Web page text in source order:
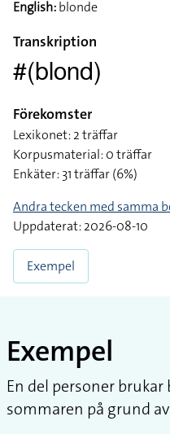
English:blonde
Transkription
#(blond)
Förekomster
Lexikonet: 2 träffar
Korpusmaterial: 0 träffar
Enkäter: 31 träffar (6%)
Andra tecken med samma
Uppdaterat: 2026-08-10
Exempel
Exempel
En del personer
sommaren på grund